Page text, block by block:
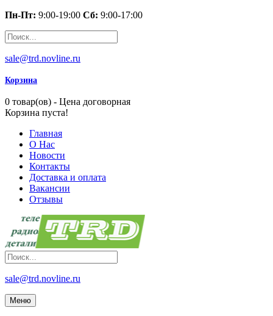
Пн-Пт: 9:00-19:00 Сб: 9:00-17:00
sale@trd.novline.ru
Корзина
0 товар(ов) - Цена договорная
Корзина пуста!
Главная
О Нас
Новости
Контакты
Доставка и оплата
Вакансии
Отзывы
sale@trd.novline.ru
Меню